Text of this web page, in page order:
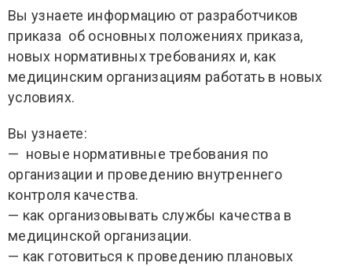
Вы узнаете информацию от разработчиков
приказа об основных положениях приказа,
новых нормативных требованиях и, как
медицинским организациям работать в новых
условиях.
Вы узнаете:
— новые нормативные требования по
организации и проведению внутреннего
контроля качества.
— как организовывать службы качества в
медицинской организации.
— как готовиться к проведению плановых